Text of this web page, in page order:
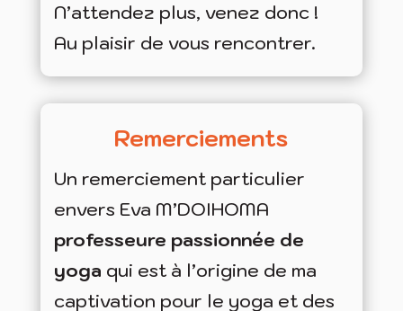
N’attendez plus, venez donc !
Au plaisir de vous rencontrer.
Remerciements
Un remerciement particulier
envers Eva M’DOIHOMA
professeure passionnée de
yoga qui est à l’origine de ma
captivation pour le yoga et des